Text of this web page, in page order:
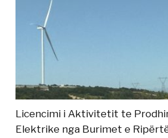
Licencimi i Aktivitetit te
Elektrike nga Burimet e